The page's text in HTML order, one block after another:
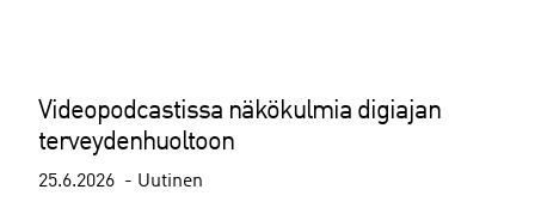
Videopodcastissa näkökulmia digiajan
terveydenhuoltoon
25.6.2026 Uutinen